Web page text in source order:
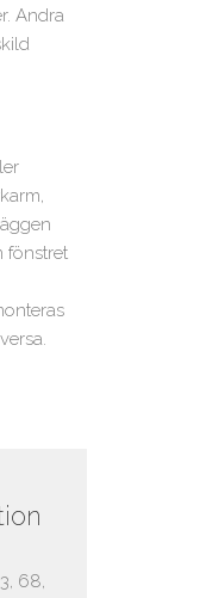
Andra
fönstret
68,